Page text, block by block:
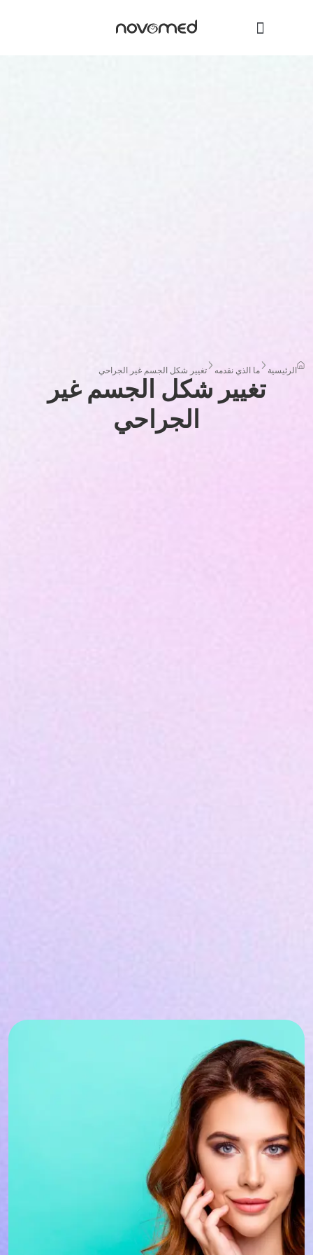
الرئيسية ما الذي نقدمه تغيير شكل الجسم غير الجراحي
تغيير شكل الجسم غير
الجراحي